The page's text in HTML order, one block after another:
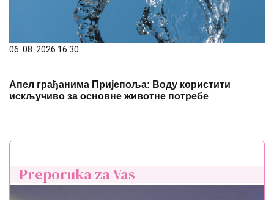
06. 08. 2026 16:30
Апел грађанима Пријепоља: Воду користити
искључиво за основне животне потребе
Preporuka za Vas